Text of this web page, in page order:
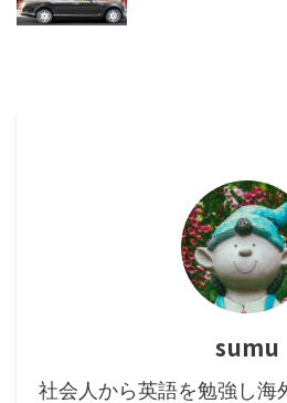
sumu
社会人から英語を勉強し海